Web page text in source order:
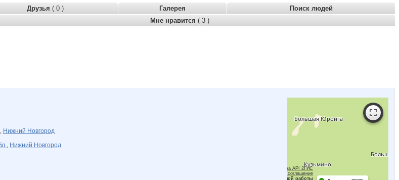
Друзья ( 0 ) Галерея
Поиск людей
Мне нравится ( 3 )
Работает на API 2ГИС
Лицензионное соглашение
Для корректной работы
, Нижний Новгород
, Нижний Новгород